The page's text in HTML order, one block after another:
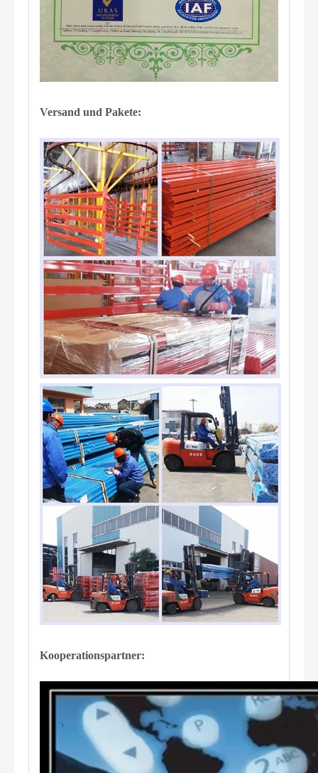
Versand und Pakete:
Kooperationspartner: